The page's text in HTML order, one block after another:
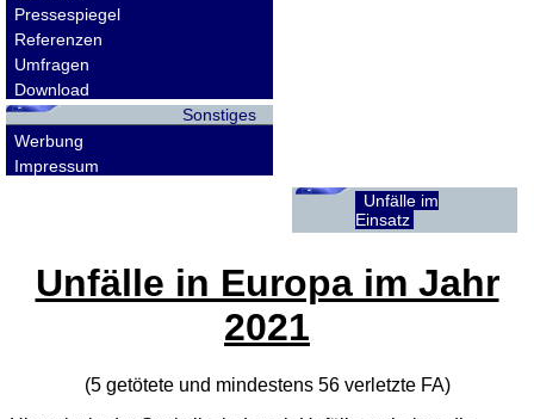
Pressespiegel
Referenzen
Umfragen
Download
Sonstiges
Werbung
Impressum
Unfälle im
Einsatz
Unfälle in Europa im Jahr
2021
(5 getötete und mindestens 56 verletzte FA)